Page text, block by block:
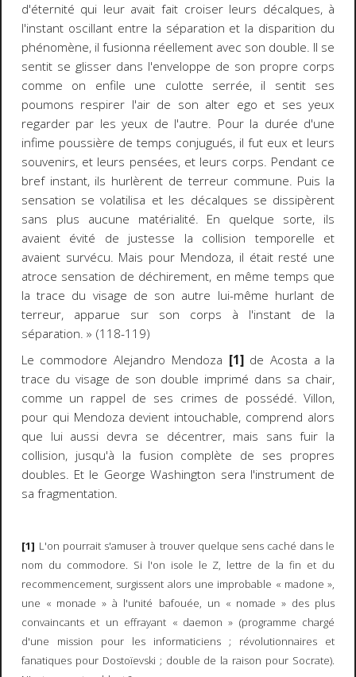
d'éternité qui leur avait fait croiser leurs décalques, à
l'instant oscillant entre la séparation et la disparition du
phénomène, il fusionna réellement avec son double. Il se
sentit se glisser dans l'enveloppe de son propre corps
comme on enfile une culotte serrée, il sentit ses
poumons respirer l'air de son alter ego et ses yeux
regarder par les yeux de l'autre. Pour la durée d'une
infime poussière de temps conjugués, il fut eux et leurs
souvenirs, et leurs pensées, et leurs corps. Pendant ce
bref instant, ils hurlèrent de terreur commune. Puis la
sensation se volatilisa et les décalques se dissipèrent
sans plus aucune matérialité. En quelque sorte, ils
avaient évité de justesse la collision temporelle et
avaient survécu. Mais pour Mendoza, il était resté une
atroce sensation de déchirement, en même temps que
latrace du visage de son autre lui-même hurlant de
terreur, apparue sur son corps à l'instant de la
séparation. » (118-119)
Le commodore Alejandro Mendoza [1]de Acosta a la
trace du visage de son double imprimé dans sa chair,
comme un rappel de ses crimes de possédé. Villon,
pour qui Mendoza devient intouchable, comprend alors
que lui aussi devra se décentrer, mais sans fuir la
collision, jusqu'à la fusion complète de ses propres
doubles. Et le George Washington sera l'instrument de
sa fragmentation.
[1] L'on pourrait s'amuser à trouver quelque sens caché dans le
nom du commodore. Si l'on isole le Z, lettre de la fin et du
recommencement, surgissent alors une improbable « madone »,
une « monade » à l'unité bafouée, un « nomade » des plus
convaincants et un effrayant « daemon » (programme chargé
d'une mission pour les informaticiens ; révolutionnaires et
fanatiques pour Dostoïevski ; double de la raison pour Socrate).